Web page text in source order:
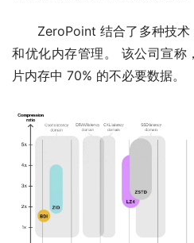
ZeroPoint 结合了多种技
和优化内存管理。 该公司宣称
片内存中 70% 的不必要数据。